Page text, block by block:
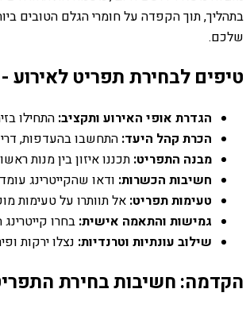
בתהליך, תוך הקפדה על חומרי הגלם הטובים
שלכם.
טיפים לבחירת תפריט לאירוע
הגדרת אופי האירוע ותקציב: התחילו
הכרת קהל היעד: התחשבו בהעדפות,
מבנה התפריט: תכננו איזון בין מנות
חשיבות הכשרות: ודאו שהקייטרינג
טעימות תפריט: אל תוותרו על טעימות
גמישות והתאמה אישית: בחרו
שילוב עונתיות וטרנדיות: נצלו ירקות
הקדמה: חשיבות בחירת